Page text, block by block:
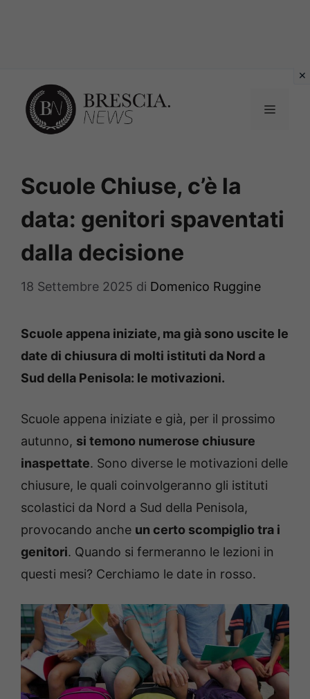
contenuto
MENU
Scuole Chiuse, c’è la
data: genitori spaventati
dalla decisione
18 Settembre 2025 di Domenico Ruggine
Scuole appena iniziate, ma già sono uscite le
date di chiusura di molti istituti da Nord a
Sud della Penisola: le motivazioni.
Scuole appena iniziate e già, per il prossimo
autunno, si temono numerose chiusure
inaspettate. Sono diverse le motivazioni delle
chiusure, le quali coinvolgeranno gli istituti
scolastici da Nord a Sud della Penisola,
provocando anche un certo scompiglio tra i
genitori. Quando si fermeranno le lezioni in
questi mesi? Cerchiamo le date in rosso.